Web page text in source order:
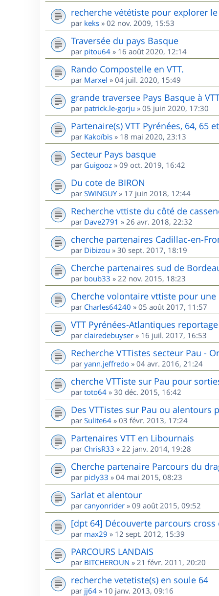
recherche vététiste pour explorer
par keks » 02 nov. 2009, 15:53
Traversée du pays Basque
par pitou64 » 16 août 2020, 12:14
Rando Compostelle en VTT.
par Marxel » 04 juil. 2020, 15:49
grande traversee Pays Basque à
par patrick.le-gorju » 05 juin 2020, 17:30
Partenaire(s) VTT Pyrénées, 64, 65
par Kakoïbis » 18 mai 2020, 23:13
Secteur Pays basque
par Guigooz » 09 oct. 2019, 16:42
Du cote de BIRON
par SWINGUY» 17 juin 2018, 12:44
Recherche vttiste du côté de
par Dave2791 » 26 avr. 2018, 22:32
cherche partenaires Cadillac-en-
par Dibizou » 30 sept. 2017, 18:19
Cherche partenaires sud de
par boub33 » 22 nov. 2015, 18:23
Cherche volontaire vttiste pour
par Charles64240 » 05 août 2017, 11:57
VTT Pyrénées-Atlantiques
par clairedebuyser » 16 juil. 2017, 16:53
Recherche VTTistes secteur Pau -
par yann.jeffredo » 04 avr. 2016, 21:24
cherche VTTiste sur Pau pour
par toto64 » 30 déc. 2015, 16:42
Des VTTistes sur Pau ou alentours
par Sulite64 » 03 févr. 2013, 17:24
Partenaires VTT en Libournais
par ChrisR33 » 22 janv. 2014, 19:28
Cherche partenaire Parcours du
par picly33 » 04 mai 2015, 08:23
Sarlat et alentour
par canyonrider » 09 août 2015, 09:52
[dpt 64] Découverte parcours cross
par max29 » 12 sept. 2012, 15:39
PARCOURS LANDAIS
par BITCHEROUN » 21 févr. 2011, 20:20
recherche vetetiste(s) en soule 64
par jj64 » 10 janv. 2013, 09:16